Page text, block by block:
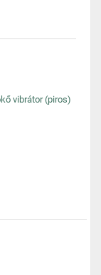
vibrátor (piros)